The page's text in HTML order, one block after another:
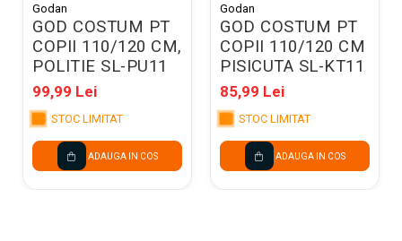
Godan
GOD COSTUM PT
COPII 110/120 CM,
POLITIE SL-PU11
99,99 Lei
STOC LIMITAT
ADAUGA IN COS
Godan
GOD COSTUM PT
COPII 110/120 CM
PISICUTA SL-KT11
85,99 Lei
STOC LIMITAT
ADAUGA IN COS